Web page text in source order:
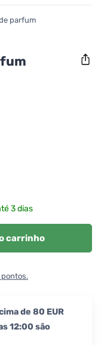
parfum
3 dias
carrinho
pontos.
de 80 EUR
12:00 são